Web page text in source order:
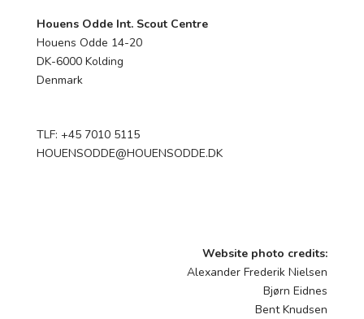
Houens Odde Int. Scout Centre
Houens Odde 14-20
DK-6000 Kolding
Denmark
TLF: +45 7010 5115
HOUENSODDE@HOUENSODDE.DK
Website photo credits:
Alexander Frederik Nielsen
Bjørn Eidnes
Bent Knudsen